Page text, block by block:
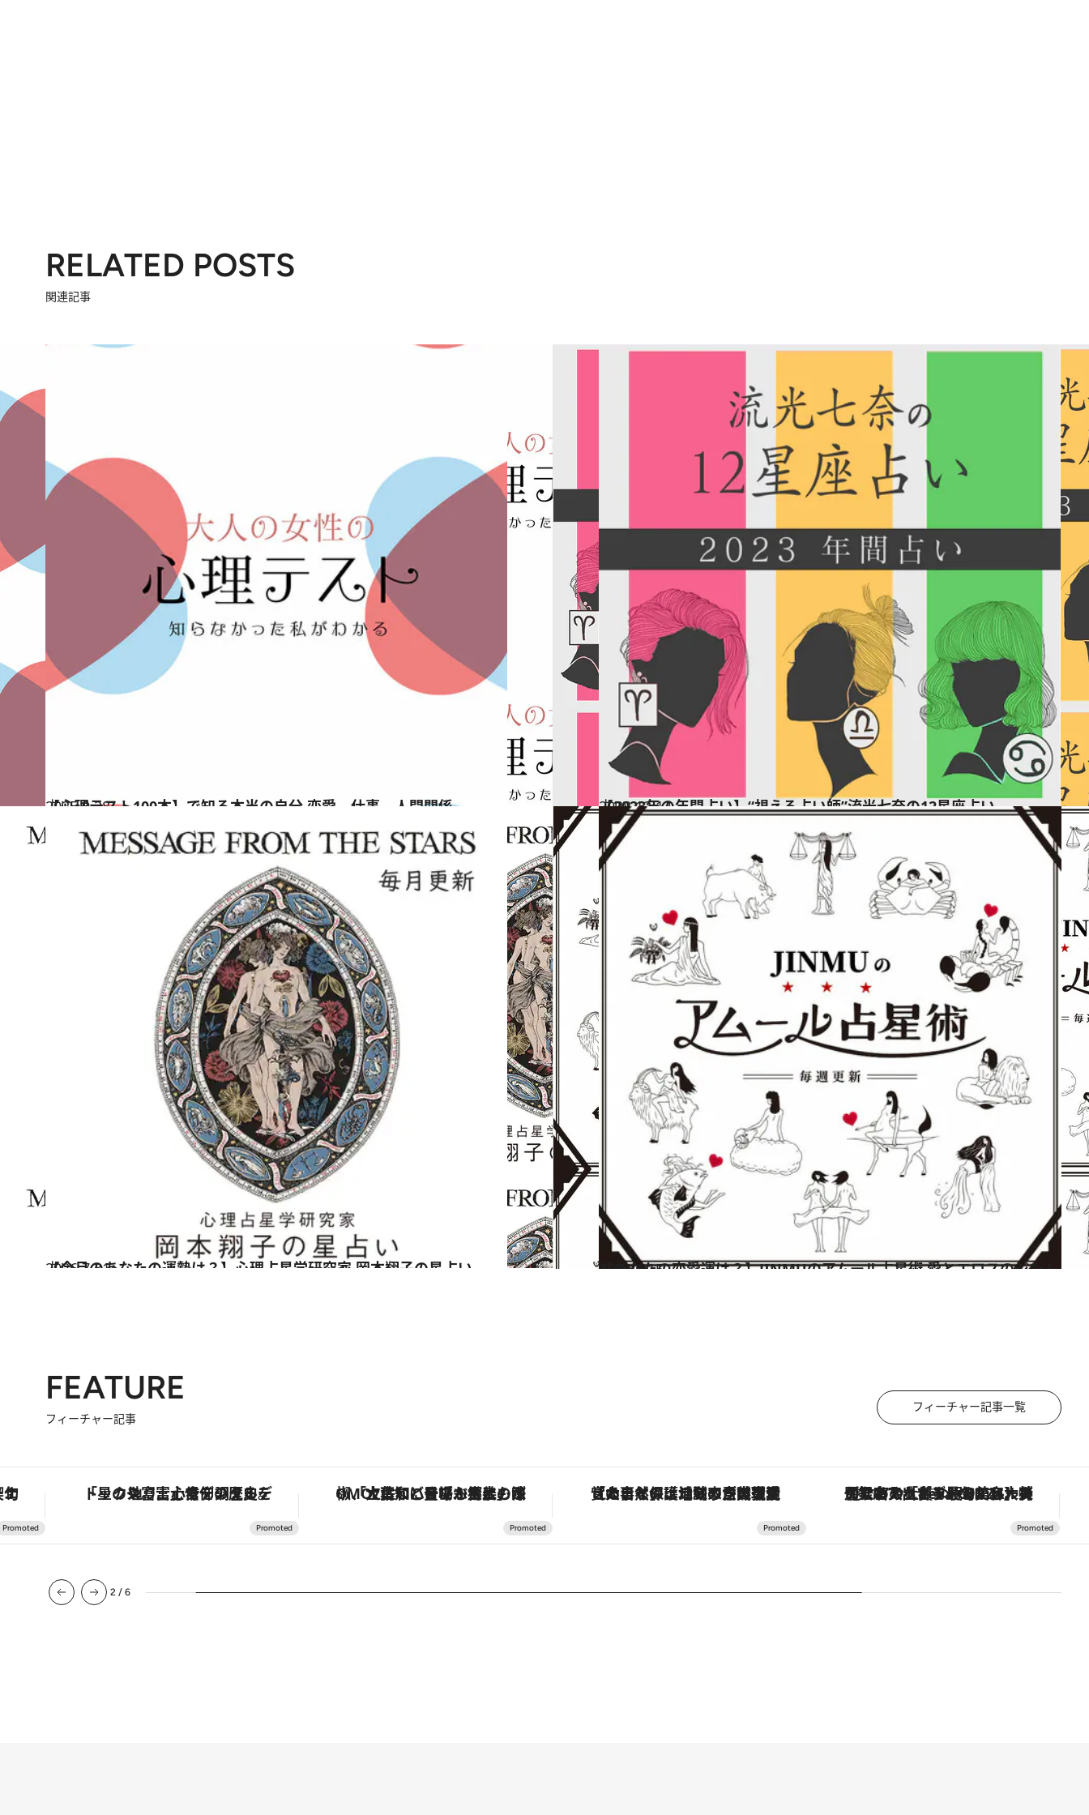
RELATED POSTS
関連記事
2025.9.28
【心理テスト100本】で知る本当の自分 恋愛、仕事、人間関係…
占い 2022.12.14
【2023年の年間占い】“視える占い師”流光七奈の12星座占い
占い
2026.7.31
【今月のあなたの運勢は？】心理占星学研究家 岡本翔子の星占い
占い 2024.6.15
【あなたの恋愛運は？】JINMUのアムール占星術 愛とエロスのジンムリズム
占い
FEATURE
フィーチャー記事
フィーチャー記事一覧
で満喫！ 「星のや富士」でデジタルデトックス。冨士信仰の歴史を辿り、心身を調える。 「土佐和ハーブかき氷」がOMO7高知に登場！生姜、山椒、大葉など目にも舌にも涼を呼ぶ郷土の味 「大事なのは地域の意識を変えること」。ロレックス賞受賞の自然保護活動家が実現させたナイジェリアの自然環境の復活 【銀座で出合う最旬美容】美髪ケアや上質な眠り…セルフケアのアップデートから、特別な名入れギフトまで。大人のための「ReFa GINZA」クルーズ
2 / 6